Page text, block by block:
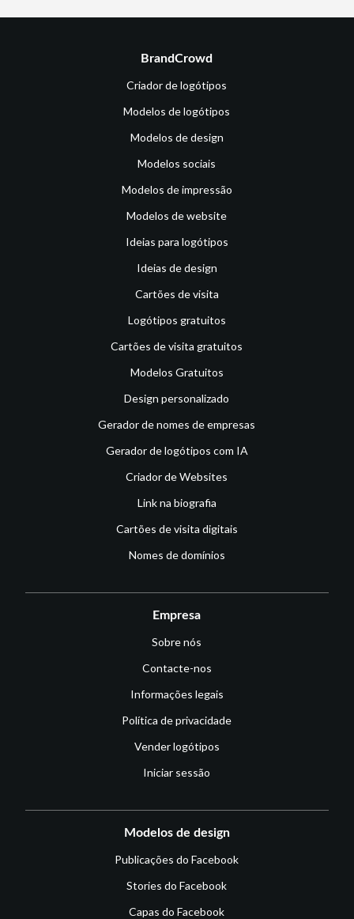
BrandCrowd
Criador de logótipos
Modelos de logótipos
Modelos de design
Modelos sociais
Modelos de impressão
Modelos de website
Ideias para logótipos
Ideias de design
Cartões de visita
Logótipos gratuitos
Cartões de visita gratuitos
Modelos Gratuitos
Design personalizado
Gerador de nomes de empresas
Gerador de logótipos com IA
Criador de Websites
Link na biografia
Cartões de visita digitais
Nomes de domínios
Empresa
Sobre nós
Contacte-nos
Informações legais
Política de privacidade
Vender logótipos
Iniciar sessão
Modelos de design
Publicações do Facebook
Stories do Facebook
Capas do Facebook